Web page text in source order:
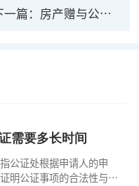
篇： 房产赠与公证有法律效力吗？需要注意什么
需要多长时间
公证处根据申请人的申
明公证事项的合法性与真